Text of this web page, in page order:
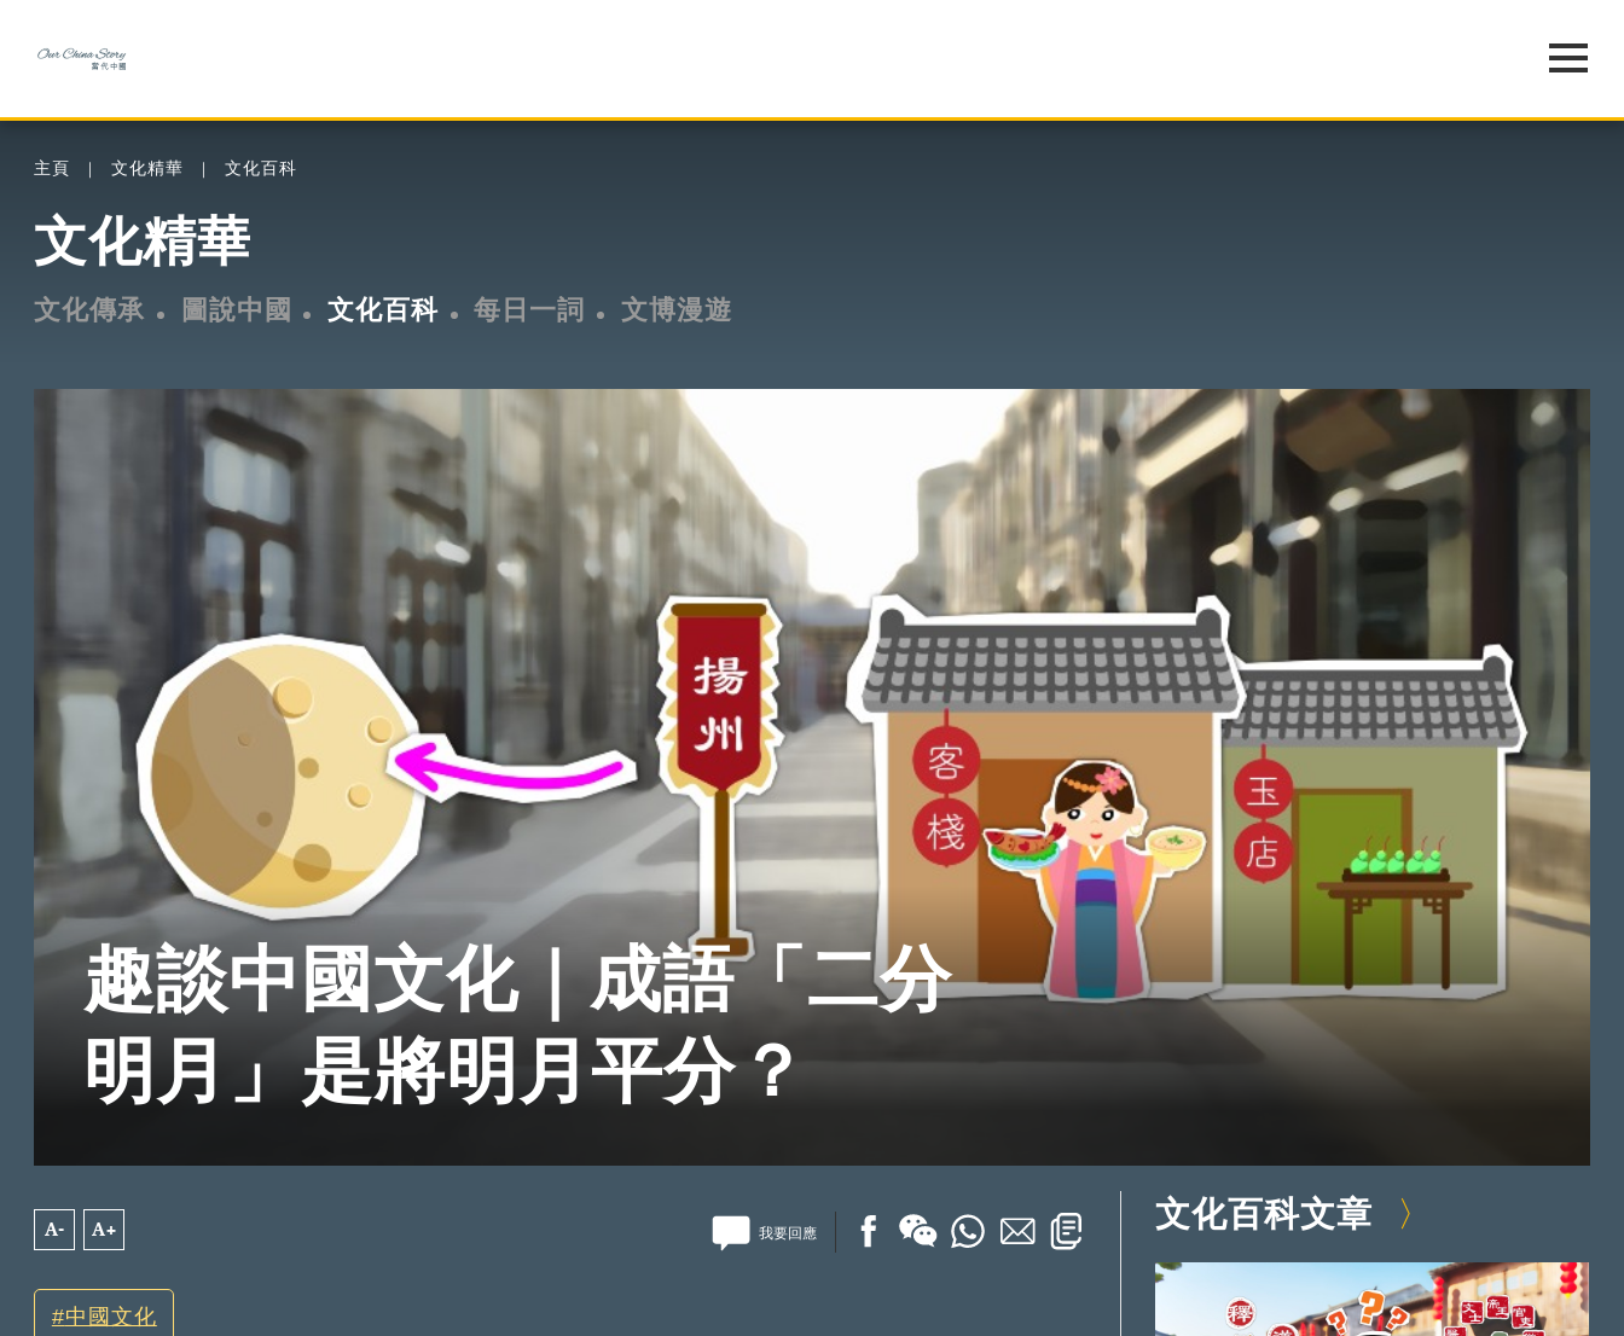
主頁 文化精華 文化百科
文化精華
文化傳承 圖說中國 文化百科 每日一詞 文博漫遊
趣談中國文化｜成語「二分
明月」是將明月平分？
A- A+ 我要回應
中國文化
文化百科文章